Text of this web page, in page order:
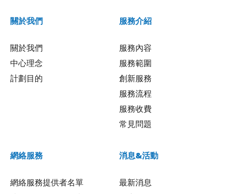
關於我們
關於我們
中心理念
計劃目的
服務介紹
服務內容
服務範圍
創新服務
服務流程
服務收費
常見問題
網絡服務
網絡服務提供者名單
消息&活動
最新消息